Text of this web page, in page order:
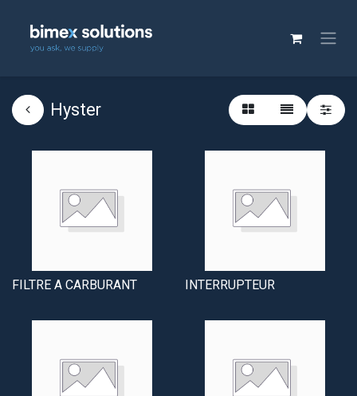
Hyster
FILTRE A CARBURANT INTERRUPTEUR